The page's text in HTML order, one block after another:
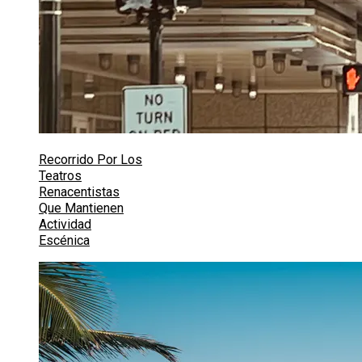
Recorrido Por Los
Teatros
Renacentistas
Que Mantienen
Actividad
Escénica